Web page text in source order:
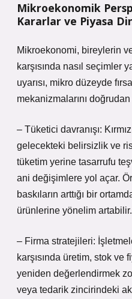
Mikroekonomik
Kararlar ve Piyasa
Mikroekonomi, bireylerin
karşısında nasıl seçimler
uyarısı, mikro düzeyde
mekanizmalarını
– Tüketici davranışı:
gelecekteki belirsizlik ve
tüketim yerine tasarrufu
ani değişimlere yol açar.
baskıların arttığı bir
ürünlerine yönelim artabilir.
– Firma stratejileri:
karşısında üretim, stok ve
yeniden değerlendirmek
veya tedarik zincirindeki